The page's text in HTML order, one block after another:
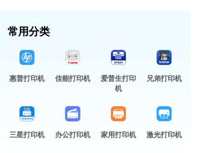
常用分类
惠普打印机 佳能打印机
爱普生打印
机
兄弟打印机
三星打印机 办公打印机 家用打印机 激光打印机